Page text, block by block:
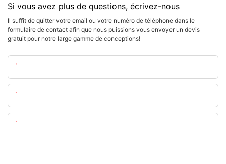
Si vous avez plus de questions, écrivez-nous
Il suffit de quitter votre email ou votre numéro de téléphone dans le
formulaire de contact afin que nous puissions vous envoyer un devis
gratuit pour notre large gamme de conceptions!